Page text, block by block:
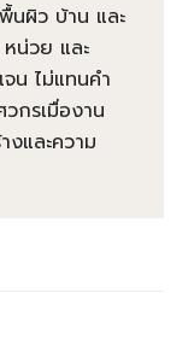
นผิว บ้าน และ
น่วย และ
จน ไม่แทนคำ
กรเมื่องาน
งและความ